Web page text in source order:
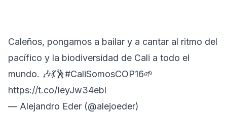
Caleños, pongamos a bailar y a cantar al ritmo del
pacífico y la biodiversidad de Cali a todo el
mundo. 🎶💃🕺#CaliSomosCOP16🌱
https://t.co/IeyJw34ebl
— Alejandro Eder (@alejoeder)